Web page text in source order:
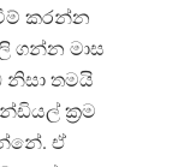
කරන්න
ගන්න මාස
නිසා තමයි
ක්‍රම
ඒ